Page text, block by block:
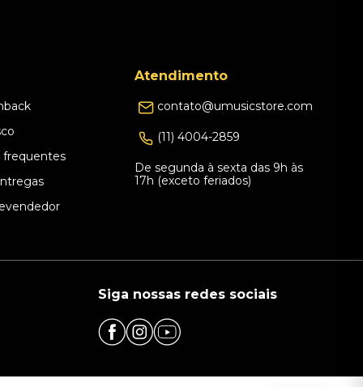
frequentes
Atendimento
contato@umusicstore.com
(11) 4004-2859
De segunda à sexta das 9h às
17h (exceto feriados)
Siga nossas redes sociais